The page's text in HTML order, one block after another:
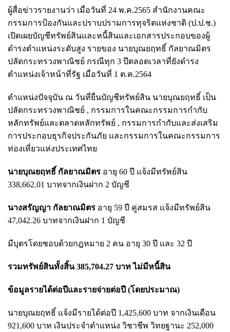
ผู้สื่อข่าวรายงานว่า เมื่อวันที่ 24 พ.ค.2565 สำนักงานคณะ
กรรมการป้องกันและปราบปรามการทุจริตแห่งชาติ (ป.ป.ช.)
เปิดเผยบัญชีทรัพย์สินและหนี้สินและเอกสารประกอบของผู้
ดำรงตำแหน่งระดับสูง รายของ นายบุณยฤทธิ์ กัลยาณมิตร
ปลัดกระทรวงพาณิชย์ กรณีทุก 3 ปีตลอดเวลาที่ยังดำรง
ตำแหน่งเจ้าหน้าที่รัฐ เมื่อวันที่ 1 ต.ค.2564
ตำแหน่งปัจจุบัน ณ วันที่ยื่นบัญชีทรัพย์สิน นายบุณยฤทธิ์ เป็น
ปลัดกระทรวงพาณิชย์ , กรรมการในคณะกรรมการกำกับ
หลักทรัพย์และตลาดหลักทรัพย์ , กรรมการกำกับและส่งเสริม
การประกอบธุรกิจประกันภัย และกรรมการในคณะกรรมการ
ท่องเที่ยวแห่งประเทศไทย
นายบุณยฤทธิ์ กัลยาณมิตร อายุ 60 ปี แจ้งมีทรัพย์สิน
338,662.01 บาทจากเงินฝาก 2 บัญชี
นางสรัญญา กัลยาณมิตร อายุ 59 ปี คู่สมรส แจ้งมีทรัพย์สิน
47,042.26 บาทจากเงินฝาก 1 บัญชี
มีบุตรโดยชอบด้วยกฎหมาย 2 คน อายุ 30 ปี และ 32 ปี
รวมทรัพย์สินทั้งสิ้น 385,704.27 บาท ไม่มีหนี้สิน
ข้อมูลรายได้ต่อปีและรายจ่ายต่อปี (โดยประมาณ)
นายบุณยฤทธิ์ แจ้งมีรายได้ต่อปี 1,425,600 บาท จากเงินเดือน
921,600 บาท เงินประจำตำแหน่ง วิชาชีพ วิทยฐานะ 252,000